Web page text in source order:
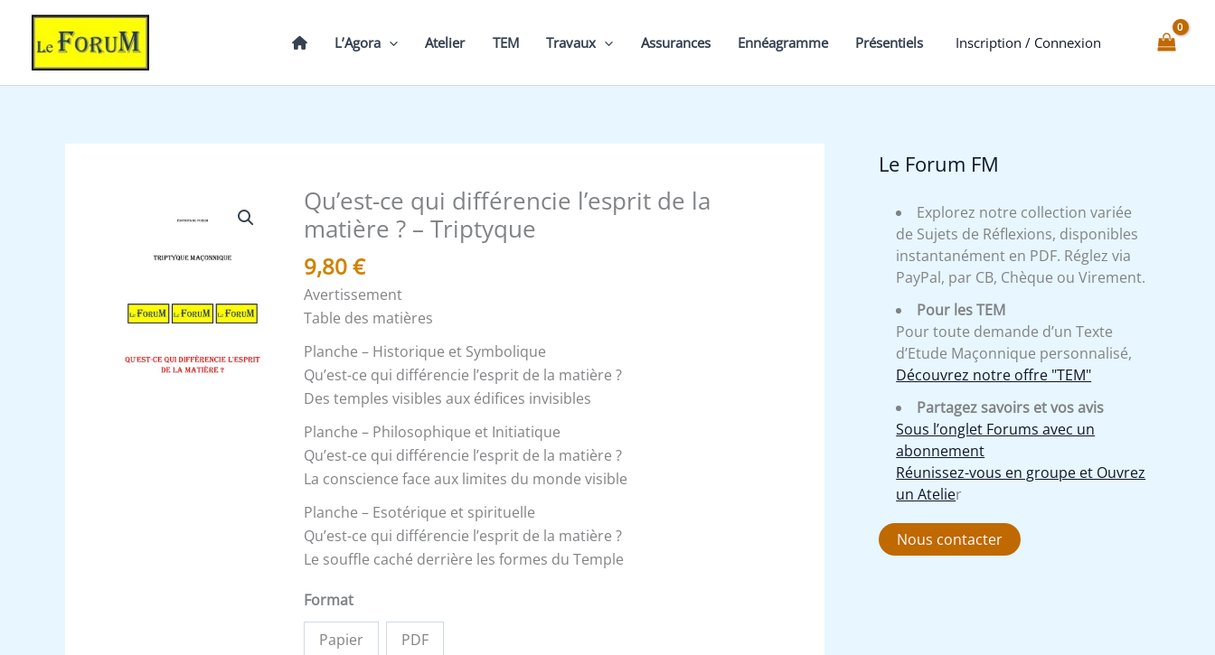
contenu
L’Agora Atelier TEM Travaux Assurances Ennéagramme Présentiels Inscription / Connexion
Qu’est-ce qui différencie l’esprit de la
matière ? – Triptyque
9,80€
Avertissement
Table des matières
Planche – Historique et Symbolique
Qu’est-ce qui différencie l’esprit de la matière ?
Des temples visibles aux édifices invisibles
Planche – Philosophique et Initiatique
Qu’est-ce qui différencie l’esprit de la matière ?
La conscience face aux limites du monde visible
Planche – Esotérique et spirituelle
Qu’est-ce qui différencie l’esprit de la matière ?
Le souffle caché derrière les formes du Temple
Format
Papier PDF
quantité
de
ce
qui
différencie
de
la
matière
?
-
Triptyque
Le Forum FM
Explorez notre collection variée
de Sujets de Réflexions, disponibles
instantanément en PDF. Réglez via
PayPal, par CB, Chèque ou Virement.
Pour les TEM
Pour toute demande d’un Texte
d’Etude Maçonnique personnalisé,
Découvrez notre offre "TEM"
Partagez savoirs et vos avis
Sous l’onglet Forums avec un
abonnement
Réunissez-vous en groupe et Ouvrez
un Atelier
Nous contacter